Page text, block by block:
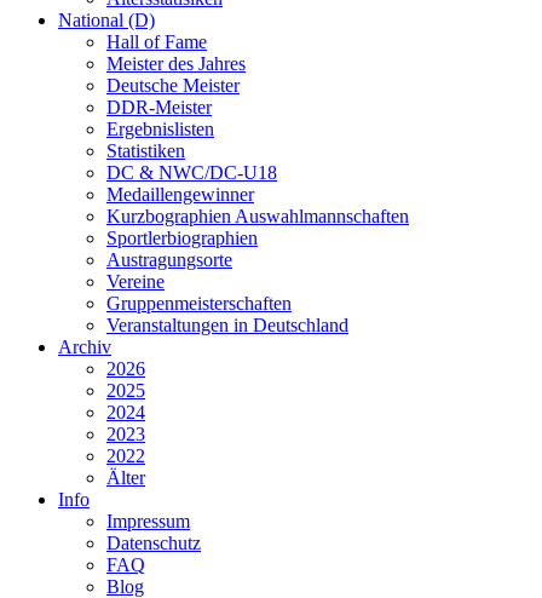
National (D)
Hall of Fame
Meister des Jahres
Deutsche Meister
DDR-Meister
Ergebnislisten
Statistiken
DC & NWC/DC-U18
Medaillengewinner
Kurzbographien Auswahlmannschaften
Sportlerbiographien
Austragungsorte
Vereine
Gruppenmeisterschaften
Veranstaltungen in Deutschland
Archiv
2026
2025
2024
2023
2022
Älter
Info
Impressum
Datenschutz
FAQ
Blog